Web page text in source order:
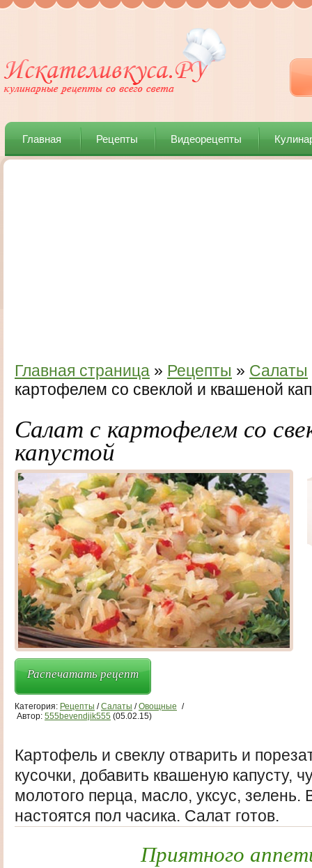
Главная Рецепты Видеорецепты
Главная страница » Рецепты » Салаты
картофелем со свеклой и квашеной
Салат с картофелем со
капустой
Распечатать рецепт
Категория: Рецепты /Салаты /Овощные /
Автор: 555bevendjik555 (05.02.15)
Картофель и свеклу отварить и
кусочки, добавить квашеную капусту,
молотого перца, масло, уксус,
настоятся пол часика. Салат готов.
Приятного